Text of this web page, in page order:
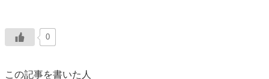
0
この記事を書いた人